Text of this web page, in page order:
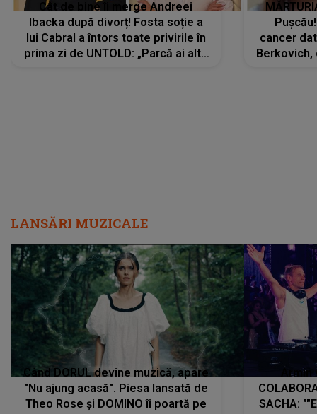
Cât de bine îi merge Andreei
Ibacka după divorț! Fosta soție a
lui Cabral a întors toate privirile în
prima zi de UNTOLD: „Parcă ai altă
cancer
Berkovich,
LANSĂRI MUZICALE
Când DORUL devine muzică, apare
"Nu ajung acasă". Piesa lansată de
Theo Rose și DOMINO îi poartă pe
SACHA: